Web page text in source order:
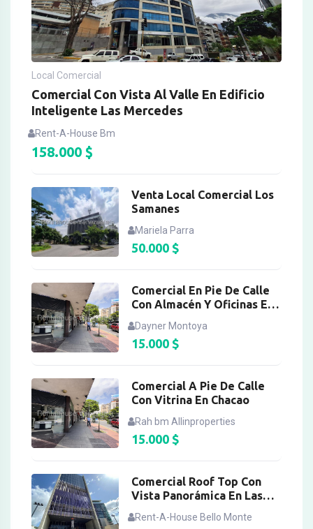
Local Comercial
Comercial Con Vista Al Valle En Edificio
Inteligente Las Mercedes
Rent-A-House Bm
158.000 $
Venta Local Comercial Los
Samanes
Mariela Parra
50.000$
Comercial En Pie De Calle
Con Almacén Y Oficinas En
Dayner Montoya
15.000$
Comercial A Pie De Calle
Con Vitrina En Chacao
Rah bm Allinproperties
15.000$
Comercial Roof Top Con
Vista Panorámica En Las
Rent-A-House Bello Monte